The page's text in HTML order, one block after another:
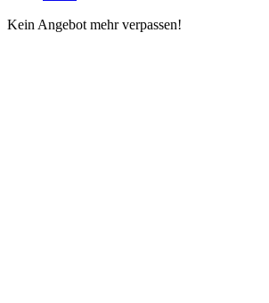
Kein Angebot mehr verpassen!